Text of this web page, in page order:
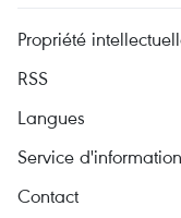
Propriété
RSS
Langues
Service d'information
Contact